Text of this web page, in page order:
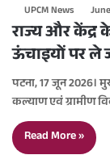
UPCM News
राज्य और केंद्र
ऊंचाइयों पर ले
पटना, 17 जून 2026।
कल्याण एवं ग्रामीण
Read More »